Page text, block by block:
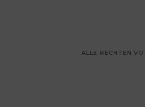
ALLE RECHTEN